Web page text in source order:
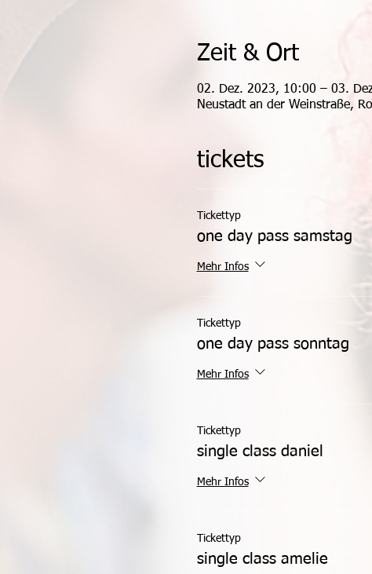
Zeit & Ort
02. Dez. 2023, 10:00 – 03.
Neustadt an der Weinstraße,
tickets
Tickettyp
one day pass samstag
Mehr Infos
Tickettyp
one day pass sonntag
Mehr Infos
Tickettyp
single class daniel
Mehr Infos
Tickettyp
single class amelie